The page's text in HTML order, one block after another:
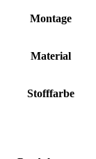
Montage
Material
Stofffarbe